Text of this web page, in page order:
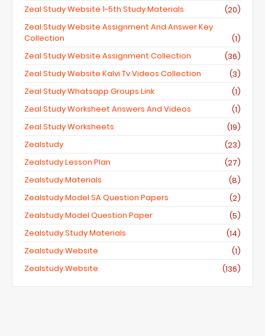
Zeal Study Website 1-5th Study Materials
(20)
Zeal Study Website Assignment And Answer Key
Collection
(1)
Zeal Study Website Assignment Collection
(36)
Zeal Study Website Kalvi Tv Videos Collection
(3)
Zeal Study Whatsapp Groups Link
(1)
Zeal Study Worksheet Answers And Videos
(1)
Zeal Study Worksheets
(19)
Zealstudy
(23)
Zealstudy Lesson Plan
(27)
Zealstudy Materials
(8)
Zealstudy Model SA Question Papers
(2)
Zealstudy Model Question Paper
(5)
Zealstudy Study Materials
(14)
Zealstudy Website
(1)
Zealstudy.website
(136)